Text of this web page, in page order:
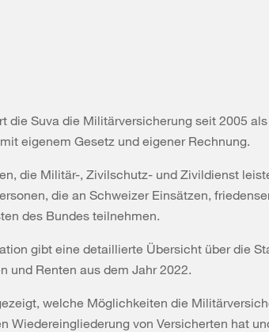
die Suva die Militärversicherung seit 2005
eigenem Gesetz und eigener Rechnung.
die Militär-, Zivilschutz- und Zivildienst
die an Schweizer Einsätzen,
des Bundes teilnehmen.
gibt eine detaillierte Übersicht über die
und Renten aus dem Jahr 2022.
welche Möglichkeiten die
Wiedereingliederung von Versicherten hat